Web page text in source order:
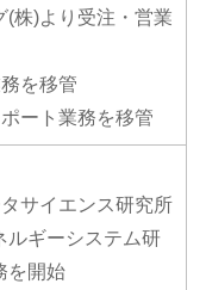
(株)より受注・営業
を移管
ート業務を移管
サイエンス研究所
ルギーシステム研
を開始